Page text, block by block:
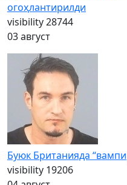
огоҳлантирилди
visibility28744
03 август
Буюк Британияда
visibility 19206